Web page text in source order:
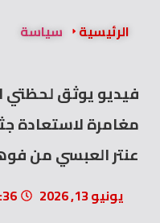
الرئيسية سياسة
فيديو يوثق لحظتي
مغامرة لاستعادة
عنتر العبسي من
يونيو 13, 2026